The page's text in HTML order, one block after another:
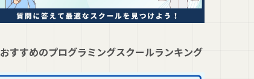
おすすめのプログラミングスクールランキング